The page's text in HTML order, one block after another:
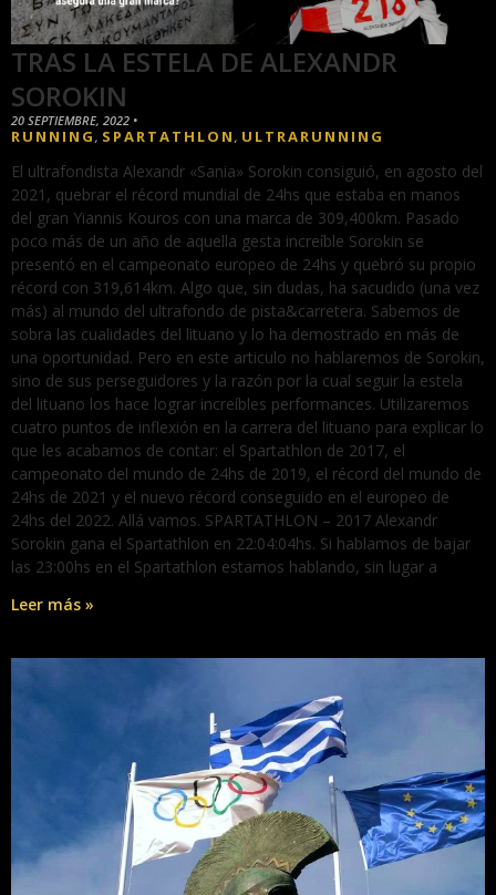
TRAS LA ESTELA DE ALEXANDR
SOROKIN
20 SEPTIEMBRE, 2022 •
RUNNING , SPARTATHLON , ULTRARUNNING
El ultrafondista Alexandr «Sania» Sorokin consiguió, en agosto del
2021, quebrar el récord mundial de 24hs que estaba en manos
del gran Yiannis Kouros con una marca de 309,400km. Pasado
poco más de un año de aquella gesta increíble Sorokin se
presentó en el campeonato europeo de 24hs y quebró su propio
récord con 319,614km. Algo que, sin dudas, ha sacudido (una vez
más) al mundo del ultrafondo de pista&carretera. Sabemos de
sobra las cualidades del lituano y lo ha demostrado en más de
una oportunidad. Pero en este articulo no hablaremos de Sorokin,
sino de sus perseguidores y la razón por la cual seguir la estela
del lituano los hace lograr increíbles performances. Utilizaremos
cuatro puntos de inflexión en la carrera del lituano para explicar lo
que les acabamos de contar: el Spartathlon de 2017, el
campeonato del mundo de 24hs de 2019, el récord del mundo de
24hs de 2021 y el nuevo récord conseguido en el europeo de
24hs del 2022. Allá vamos. SPARTATHLON – 2017 Alexandr
Sorokin gana el Spartathlon en 22:04:04hs. Si hablamos de bajar
las 23:00hs en el Spartathlon estamos hablando, sin lugar a
Leer más »